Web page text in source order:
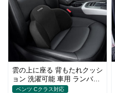
雲の上に座る 背もたれクッシ
ョン 洗濯可能 車用 ランバー
サポート 車通勤運転 長距離
ベンツ Cクラス対応